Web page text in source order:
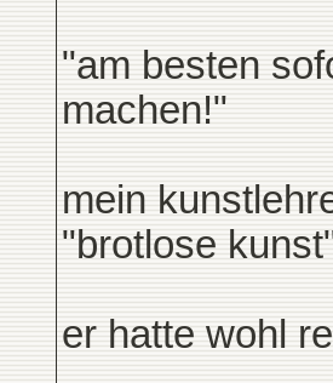
"am besten
machen!"
mein
"brotlose
er hatte wohl